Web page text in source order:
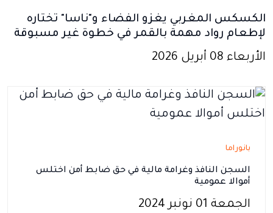
الكسكس المغربي يغزو الفضاء و"ناسا" تختاره
لإطعام رواد مهمة بالقمر في خطوة غير مسبوقة
الأربعاء 08 أبريل 2026
بانوراما
السجن النافذ وغرامة مالية في حق ضابط أمن اختلس
أموالا عمومية
الجمعة 01 نونبر 2024